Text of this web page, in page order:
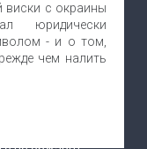
виски с окраины
юридически
- и о том,
чем налить